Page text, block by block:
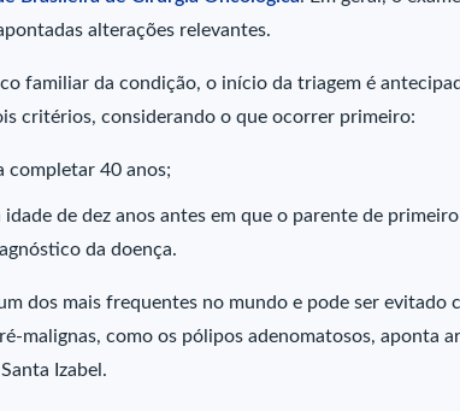
alterações relevantes.
familiar da condição, o início da triagem é
critérios, considerando o que ocorrer primeiro:
completar 40 anos;
de dez anos antes em que o parente de
da doença.
dos mais frequentes no mundo e pode ser evitado
malignas, como os pólipos adenomatosos, aponta
Izabel.